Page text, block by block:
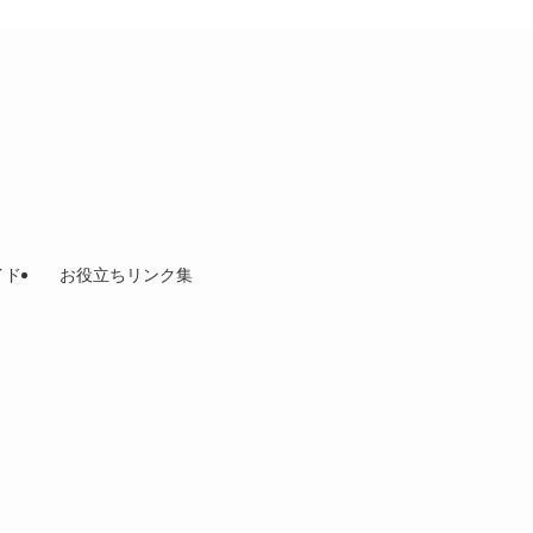
お役立ちリンク集